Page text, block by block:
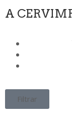
A
Filtrar